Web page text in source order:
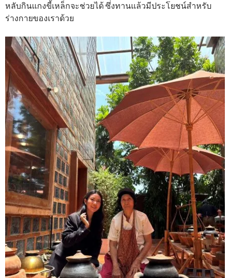
หลับกินแกงขี้เหล็กจะช่วยได้ ซึ่งทานแล้วมีประโยชน์สำหรับ
ร่างกายของเราด้วย